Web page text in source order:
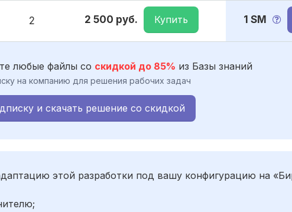
2 2 500 руб. Купить 1 SM
любые файлы со скидкой до 85% из Базы знаний
на компанию для решения рабочих задач
и скачать решение со скидкой
этой разработки под вашу конфигурацию на